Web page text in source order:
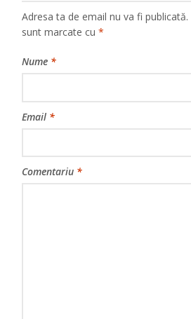
Adresa ta de email nu va fi publicată.
sunt marcate cu*
Nume *
Email *
Comentariu *